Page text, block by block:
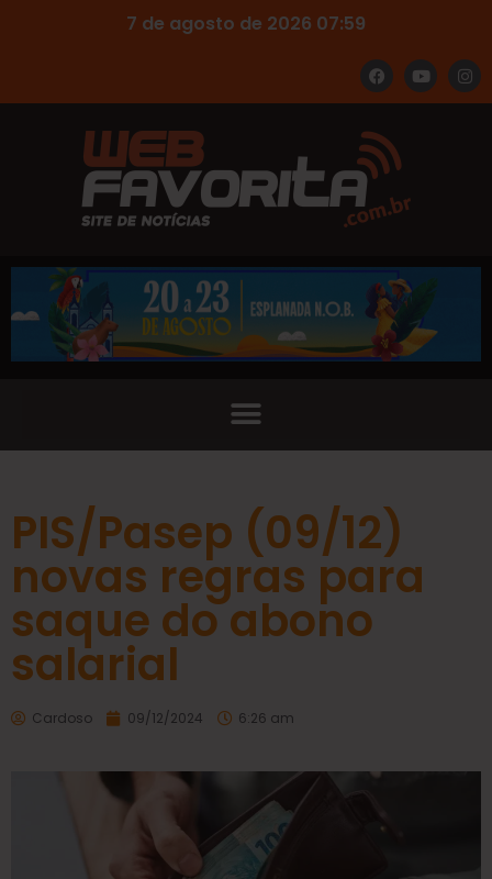
7 de agosto de 2026 07:59
PIS/Pasep (09/12)
novas regras para
saque do abono
salarial
Cardoso 09/12/2024 6:26 am